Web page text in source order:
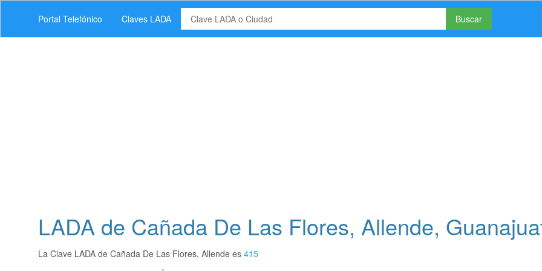
Portal Telefónico Claves LADA Buscar
LADA de Cañada De Las Flores, Allende,
La Clave LADA de Cañada De Las Flores, Allende es 415